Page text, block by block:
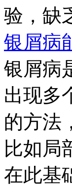
验，缺
银屑病
银屑病
出现多
的方法
比如局
在此基